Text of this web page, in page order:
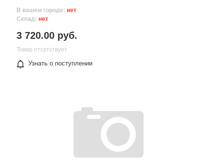
В вашем городе: нет
Склад: нет
3 720.00 руб.
Товар отсутствует
Узнать о поступлении